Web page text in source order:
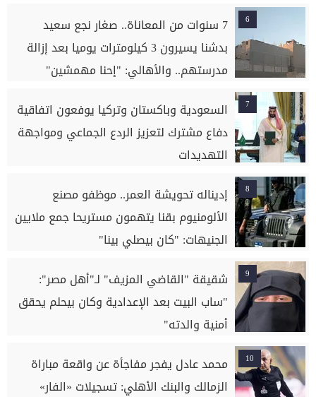
6
7 سنوات من المعاناة.. صغار نجع سعيد
بدشنا يسيرون 3 كيلومترات يوميا بعد إزالة
مدرستهم.. والأهالي: "إحنا مهمشين"
7
السعودية وباكستان وتركيا يوفعون اتفاقية
دفاع مشترك لتعزيز الردع الجماعي ومواجهة
التهديدات
8
إديناله تحويشة العمر.. موظفو مصنع
الألومنيوم بقنا يتهمون مستريحا جمع ملايين
الجنيهات: "كان بيصلي بينا"
9
شقيقة "القاضي المزيف" لـ"أهل مصر":
"ساب البيت بعد الإعدادية وكان بيحلم يحقق
أمنية والدته"
10
محمد عادل يفجر مفاجأة عن واقعة مباراة
الزمالك والبنك الأهلي: تسجيلات «الفار»